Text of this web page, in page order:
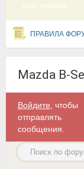
участником
ПРАВИЛА
Mazda B-
Войдите , чтобы
отправлять
сообщения.